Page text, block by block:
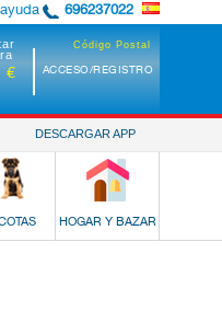
696237022
Código Postal
ACCESO/REGISTRO
€
DESCARGAR APP
HOGAR Y BAZAR